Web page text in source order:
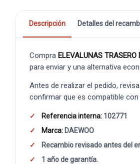
Descripción Detalles del
Compra ELEVALUNAS TRASERO
para enviar y una alternativa
Antes de realizar el pedido,
confirmar que es compatible con
Referencia interna: 102771
Marca: DAEWOO
Recambio revisado antes del
1 año de garantía.